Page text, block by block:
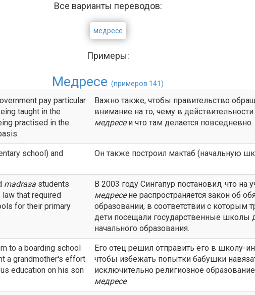
Все варианты переводов:
медресе
Примеры:
Медресе(примеров 141)
pay particular
taught in the
practised in the
Важно также, чтобы правительство
внимание на то, чему в
медресеи что там делается повседневно.
school) and
Он также построил мактаб (начальную
madrasa students
that required
for their primary
В 2003 году Сингапур постановил, что на
медресене распространяется закон об
образовании, в соответствии с которым
дети посещали государственные школы
начального образования.
to a boarding school
a grandmother's effort
education on his son
Его отец решил отправить его в школу-
чтобы избежать попытки бабушки
исключительно религиозное
медресе.